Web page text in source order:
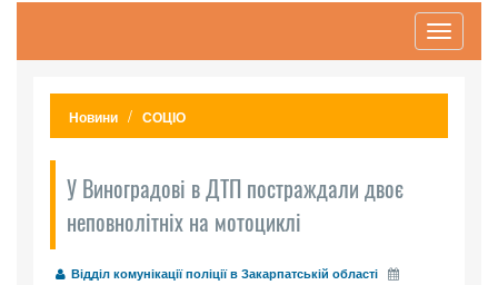
Toggle
Новини СОЦІО
У Виноградові в ДТП постраждали двоє
неповнолітніх на мотоциклі
Відділ комунікації поліції в Закарпатській області